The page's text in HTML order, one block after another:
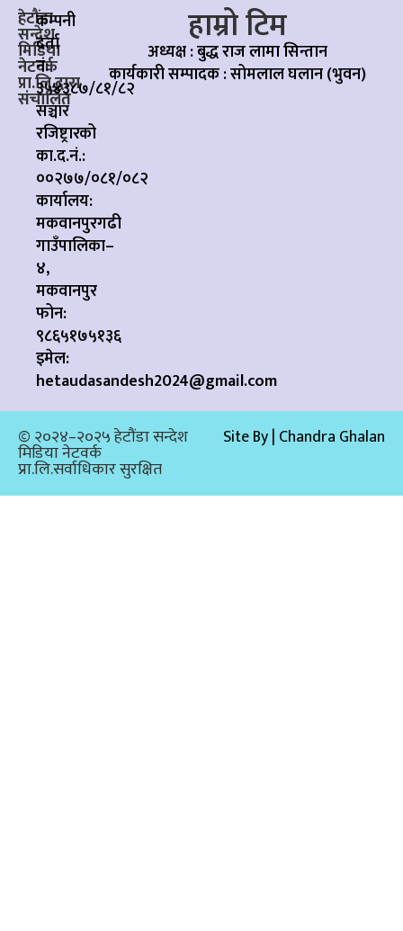
हेटौंडा
सन्देश
मिडिया
नेटवर्क
प्रा.लि.द्वारा
संचालित
कम्पनी
दर्ता
नं:
३५४३८७/८१/८२
सञ्चार
रजिष्ट्रारको
का.द.नं.:
००२७७/०८१/०८२
कार्यालय:
मकवानपुरगढी
गाउँपालिका–
४,
मकवानपुर
फोन:
९८६५१७५१३६
इमेल:
hetaudasandesh2024@gmail.com
हाम्रो टिम
अध्यक्ष : बुद्ध राज लामा सिन्तान
कार्यकारी सम्पादक :सोमलाल घलान (भुवन)
© २०२४–२०२५ हेटौंडा सन्देश
मिडिया नेटवर्क
प्रा.लि.सर्वाधिकार सुरक्षित​
Site By | Chandra Ghalan